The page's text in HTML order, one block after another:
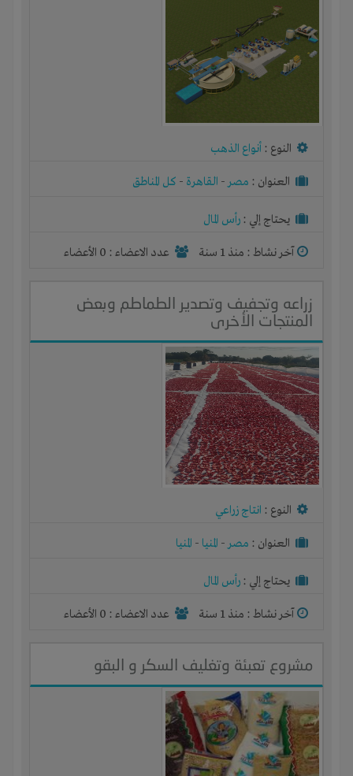
النوع : أنواع الذهب
العنوان : مصر- القاهرة - كل المناطق
يحتاج إلي : رأس المال
آخر نشاط : منذ 1 سنة عدد الاعضاء : 0 الأعضاء
زراعه وتجفيف وتصدير الطماطم وبعض
المنتجات الأخرى
النوع : انتاج زراعي
العنوان : مصر- المنيا - المنيا
يحتاج إلي : رأس المال
آخر نشاط : منذ 1 سنة عدد الاعضاء : 0 الأعضاء
مشروع تعبئة وتغليف السكر و البقو